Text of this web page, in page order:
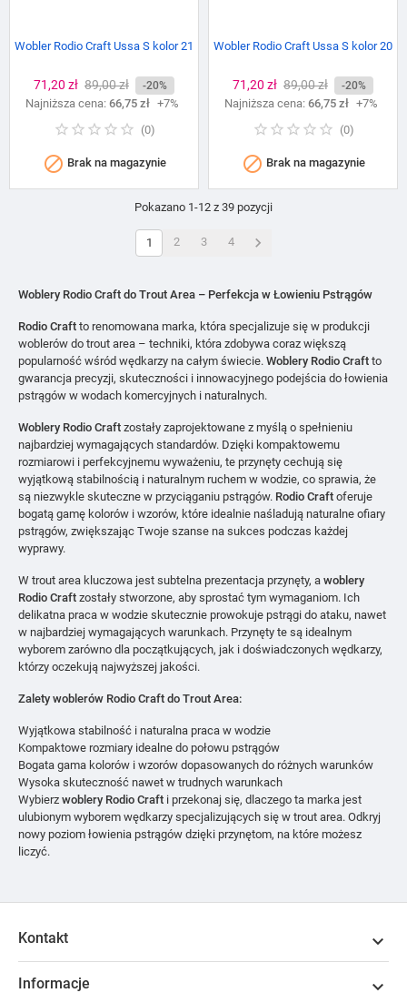
Wobler Rodio Craft Ussa S kolor 21
Cena
71,20 zł Cena
podstawowa
89,00 zł -20%
Najniższa cena: 66,75 zł +7%
(0)
 Brak na magazynie
Wobler Rodio Craft Ussa S kolor 20
Cena
71,20 zł Cena
podstawowa
89,00 zł -20%
Najniższa cena: 66,75 zł +7%
(0)
 Brak na magazynie
Pokazano 1-12 z 39 pozycji
1 2 3 4 
Woblery Rodio Craft do Trout Area – Perfekcja w Łowieniu Pstrągów
Rodio Craft to renomowana marka, która specjalizuje się w produkcji
woblerów do trout area – techniki, która zdobywa coraz większą
popularność wśród wędkarzy na całym świecie. Woblery Rodio Craft to
gwarancja precyzji, skuteczności i innowacyjnego podejścia do łowienia
pstrągów w wodach komercyjnych i naturalnych.
Woblery Rodio Craft zostały zaprojektowane z myślą o spełnieniu
najbardziej wymagających standardów. Dzięki kompaktowemu
rozmiarowi i perfekcyjnemu wyważeniu, te przynęty cechują się
wyjątkową stabilnością i naturalnym ruchem w wodzie, co sprawia, że
są niezwykle skuteczne w przyciąganiu pstrągów. Rodio Craft oferuje
bogatą gamę kolorów i wzorów, które idealnie naśladują naturalne ofiary
pstrągów, zwiększając Twoje szanse na sukces podczas każdej
wyprawy.
W trout area kluczowa jest subtelna prezentacja przynęty, a woblery
Rodio Craft zostały stworzone, aby sprostać tym wymaganiom. Ich
delikatna praca w wodzie skutecznie prowokuje pstrągi do ataku, nawet
w najbardziej wymagających warunkach. Przynęty te są idealnym
wyborem zarówno dla początkujących, jak i doświadczonych wędkarzy,
którzy oczekują najwyższej jakości.
Zalety woblerów Rodio Craft do Trout Area:
Wyjątkowa stabilność i naturalna praca w wodzie
Kompaktowe rozmiary idealne do połowu pstrągów
Bogata gama kolorów i wzorów dopasowanych do różnych warunków
Wysoka skuteczność nawet w trudnych warunkach
Wybierz woblery Rodio Craft i przekonaj się, dlaczego ta marka jest
ulubionym wyborem wędkarzy specjalizujących się w trout area. Odkryj
nowy poziom łowienia pstrągów dzięki przynętom, na które możesz
liczyć.
Kontakt 
Informacje 